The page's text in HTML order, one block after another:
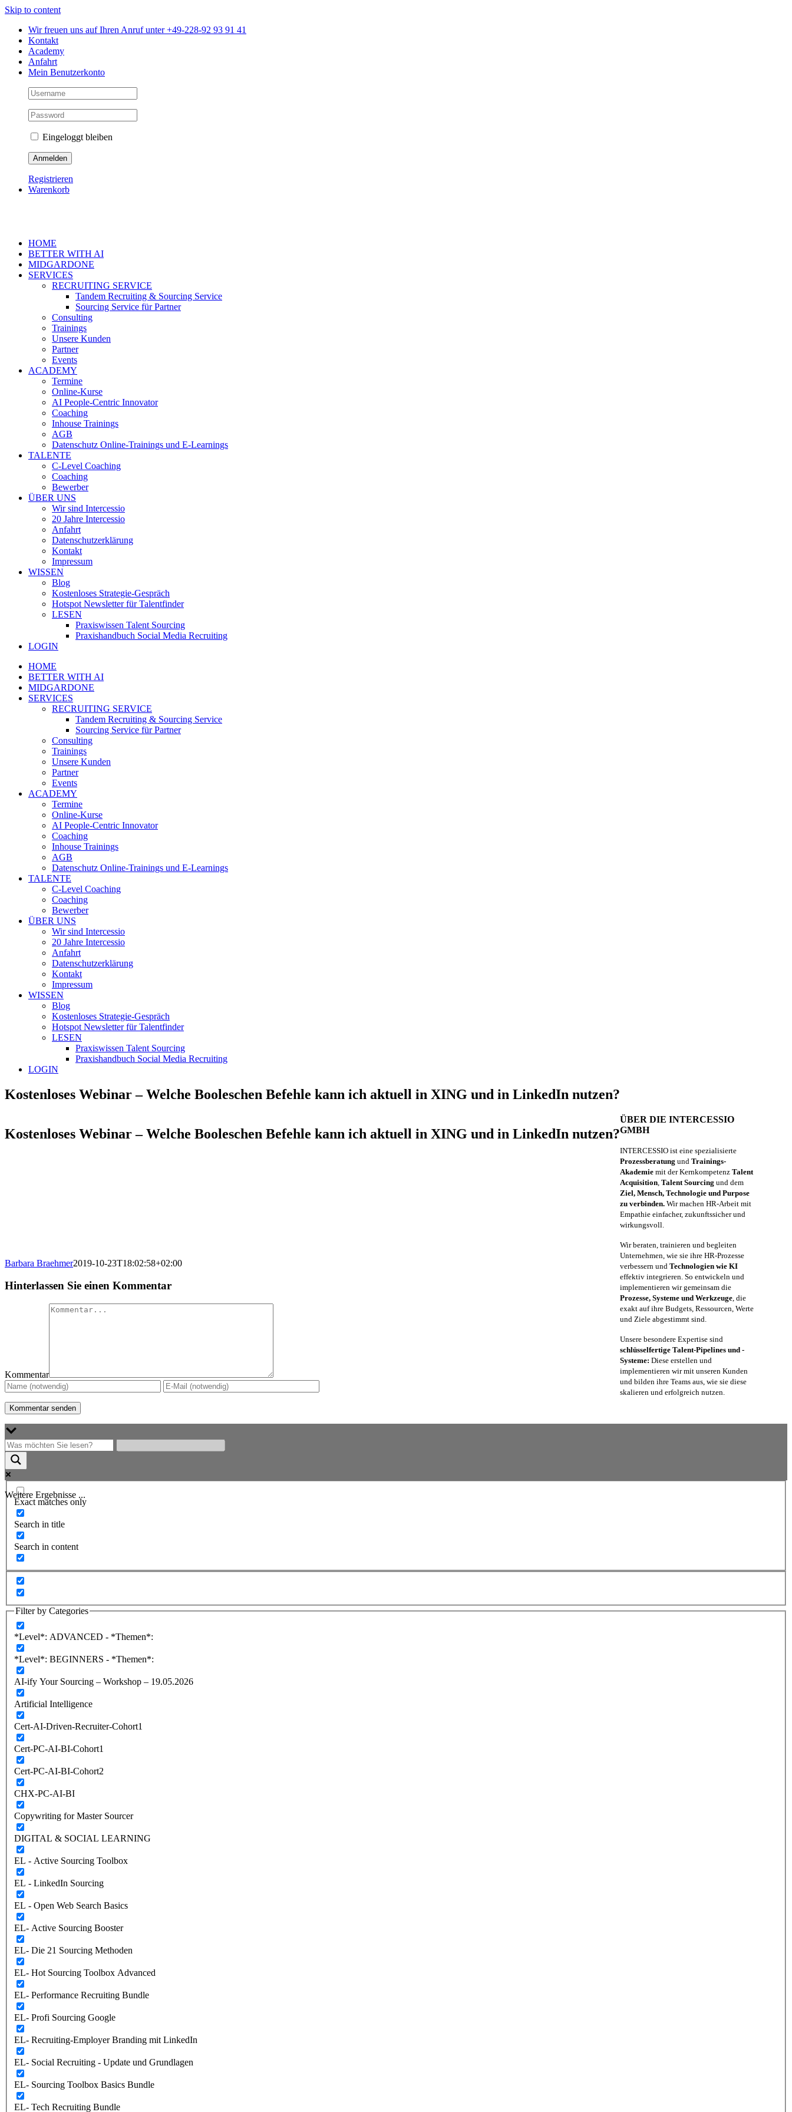
Skip to content
Wir freuen uns auf Ihren Anruf unter +49-228-92 93 91 41
Kontakt
Academy
Anfahrt
Mein Benutzerkonto
Eingeloggt bleiben
Registrieren
Warenkorb
HOME
BETTER WITH AI
MIDGARDONE
SERVICES
RECRUITING SERVICE
Tandem Recruiting & Sourcing Service
Sourcing Service für Partner
Consulting
Trainings
Unsere Kunden
Partner
Events
ACADEMY
Termine
Online-Kurse
AI People-Centric Innovator
Coaching
Inhouse Trainings
AGB
Datenschutz Online-Trainings und E-Learnings
TALENTE
C-Level Coaching
Coaching
Bewerber
ÜBER UNS
Wir sind Intercessio
20 Jahre Intercessio
Anfahrt
Datenschutzerklärung
Kontakt
Impressum
WISSEN
Blog
Kostenloses Strategie-Gespräch
Hotspot Newsletter für Talentfinder
LESEN
Praxiswissen Talent Sourcing
Praxishandbuch Social Media Recruiting
LOGIN
HOME
BETTER WITH AI
MIDGARDONE
SERVICES
RECRUITING SERVICE
Tandem Recruiting & Sourcing Service
Sourcing Service für Partner
Consulting
Trainings
Unsere Kunden
Partner
Events
ACADEMY
Termine
Online-Kurse
AI People-Centric Innovator
Coaching
Inhouse Trainings
AGB
Datenschutz Online-Trainings und E-Learnings
TALENTE
C-Level Coaching
Coaching
Bewerber
ÜBER UNS
Wir sind Intercessio
20 Jahre Intercessio
Anfahrt
Datenschutzerklärung
Kontakt
Impressum
WISSEN
Blog
Kostenloses Strategie-Gespräch
Hotspot Newsletter für Talentfinder
LESEN
Praxiswissen Talent Sourcing
Praxishandbuch Social Media Recruiting
LOGIN
Kostenloses Webinar – Welche Booleschen Befehle kann ich aktuell in XING und in LinkedIn nutzen?
Kostenloses Webinar – Welche Booleschen Befehle kann ich aktuell in XING und in LinkedIn nutzen?
Barbara Braehmer2019-10-23T18:02:58+02:00
Hinterlassen Sie einen Kommentar
Kommentar
Weitere Ergebnisse ...
Exact matches only
Search in title
Search in content
Filter by Categories
*Level*: ADVANCED - *Themen*:
*Level*: BEGINNERS - *Themen*:
AI-ify Your Sourcing – Workshop – 19.05.2026
Artificial Intelligence
Cert-AI-Driven-Recruiter-Cohort1
Cert-PC-AI-BI-Cohort1
Cert-PC-AI-BI-Cohort2
CHX-PC-AI-BI
Copywriting for Master Sourcer
DIGITAL & SOCIAL LEARNING
EL - Active Sourcing Toolbox
EL - LinkedIn Sourcing
EL - Open Web Search Basics
EL- Active Sourcing Booster
EL- Die 21 Sourcing Methoden
EL- Hot Sourcing Toolbox Advanced
EL- Performance Recruiting Bundle
EL- Profi Sourcing Google
EL- Recruiting-Employer Branding mit LinkedIn
EL- Social Recruiting - Update und Grundlagen
EL- Sourcing Toolbox Basics Bundle
EL- Tech Recruiting Bundle
ÜBER DIE INTERCESSIO
GMBH
INTERCESSIO ist eine spezialisierte
Prozessberatung und Trainings-
Akademie mit der Kernkompetenz Talent
Acquisition Talent Sourcing und dem
Ziel, Mensch, Technologie und Purpose
zu verbinden. Wir machen HR-Arbeit mit
Empathie einfacher, zukunftssicher und
wirkungsvoll.
Wir beraten, trainieren und begleiten
Unternehmen, wie sie ihre HR-Prozesse
verbessern und Technologien wie KI
effektiv integrieren. So entwickeln und
implementieren wir gemeinsam die
Prozesse, Systeme und Werkzeuge , die
exakt auf ihre Budgets, Ressourcen, Werte
und Ziele abgestimmt sind.
Unsere besondere Expertise sind
schlüsselfertige Talent-Pipelines und -
Systeme: Diese erstellen und
implementieren wir mit unseren Kunden
und bilden ihre Teams aus, wie sie diese
skalieren und erfolgreich nutzen.